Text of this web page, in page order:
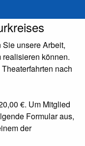
unsere Arbeit,
können.
nach
€. Um Mitglied
Formular aus,
der